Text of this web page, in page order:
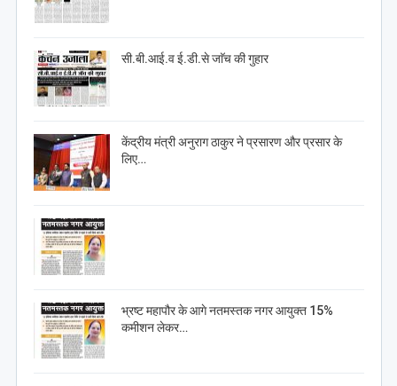
सी.बी.आई.व ई.डी.से जाॅच की गुहार
केंद्रीय मंत्री अनुराग ठाकुर ने प्रसारण और प्रसार के
लिए…
भ्रष्ट महापौर के आगे नतमस्तक नगर आयुक्त 15%
कमीशन लेकर…